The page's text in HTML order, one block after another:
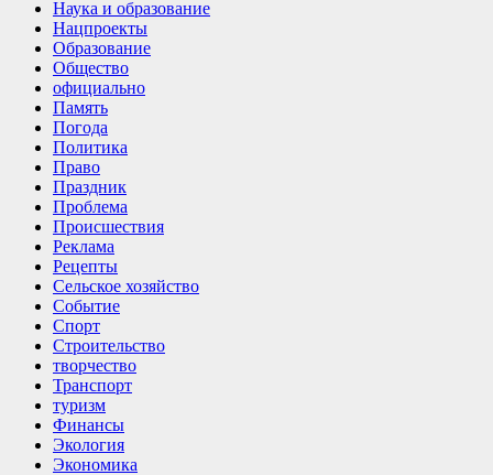
Наука и образование
Нацпроекты
Образование
Общество
официально
Память
Погода
Политика
Право
Праздник
Проблема
Происшествия
Реклама
Рецепты
Сельское хозяйство
Событие
Спорт
Строительство
творчество
Транспорт
туризм
Финансы
Экология
Экономика